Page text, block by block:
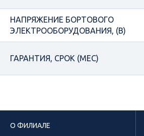
НАПРЯЖЕНИЕ БОРТОВОГО
ЭЛЕКТРООБОРУДОВАНИЯ, (В)
ГАРАНТИЯ, СРОК (МЕС)
О ФИЛИАЛЕ